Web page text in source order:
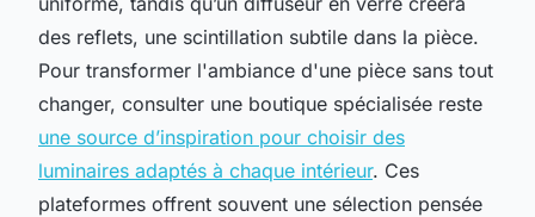
des reflets, une scintillation subtile dans la pièce.
Pour transformer l'ambiance d'une pièce sans tout
changer, consulter une boutique spécialisée reste
une source d’inspiration pour choisir des
luminaires adaptés à chaque intérieur. Ces
plateformes offrent souvent une sélection pensée